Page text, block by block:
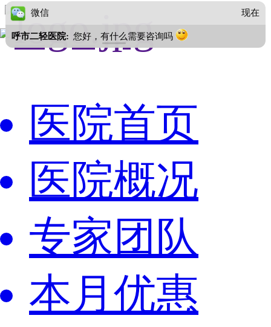
医院首页
医院概况
专家团队
本月优惠
微信 现在
呼市二轻医院: 您好，有什么需要咨询吗